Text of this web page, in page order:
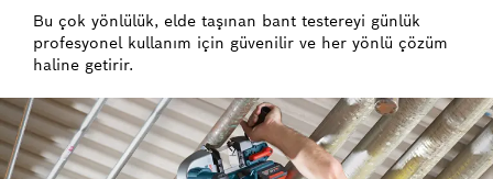
Bu çok yönlülük, elde taşınan bant testereyi günlük
profesyonel kullanım için güvenilir ve her yönlü çözüm
haline getirir.